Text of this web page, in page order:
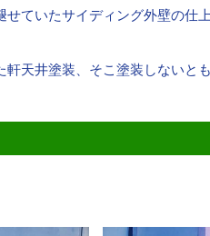
ていたサイディング外壁の仕
天井塗装、そこ塗装しないと